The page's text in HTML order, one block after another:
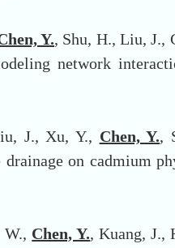
Y., Shu, H., Liu, J.,
network
J., Xu, Y., Chen, Y.,
on cadmium
Chen, Y., Kuang, J.,